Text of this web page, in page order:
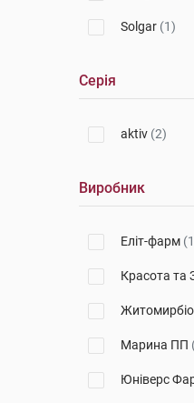
Solgar (1)
Серія
aktiv (2)
Виробник
Еліт-фарм
Красота та
Марина ПП
Юніверс